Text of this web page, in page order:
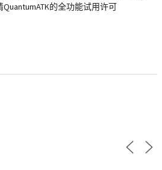
的全功能试用许可